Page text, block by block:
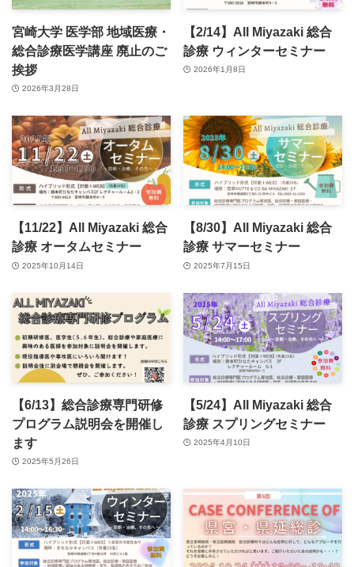
宮崎大学 医学部 地域医療・
総合診療医学講座 廃止のご
挨拶
2026年3月28日
【2/14】All Miyazaki 総合
診療 ウィンターセミナー
2026年1月8日
【11/22】All Miyazaki 総合
診療 オータムセミナー
2025年10月14日
【8/30】All Miyazaki 総合
診療 サマーセミナー
2025年7月15日
【6/13】総合診療専門研修
プログラム説明会を開催し
ます
2025年5月26日
【5/24】All Miyazaki 総合
診療 スプリングセミナー
2025年4月10日